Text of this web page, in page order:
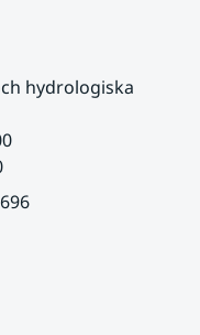
hydrologiska